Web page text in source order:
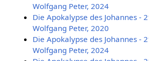
Wolfgang Peter, 2024
Die Apokalypse des Johannes -
Wolfgang Peter, 2020
Die Apokalypse des Johannes -
Wolfgang Peter, 2024